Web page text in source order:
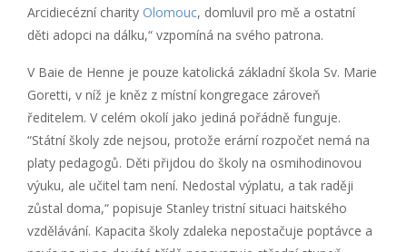
Arcidiecézní charity Olomouc, domluvil pro mě a ostatní
děti adopci na dálku,“ vzpomíná na svého patrona.
V Baie de Henne je pouze katolická základní škola Sv. Marie
Goretti, v níž je kněz z místní kongregace zároveň
ředitelem. V celém okolí jako jediná pořádně funguje.
“Státní školy zde nejsou, protože erární rozpočet nemá na
platy pedagogů. Děti přijdou do školy na osmihodinovou
výuku, ale učitel tam není. Nedostal výplatu, a tak raději
zůstal doma,“ popisuje Stanley tristní situaci haitského
vzdělávání. Kapacita školy zdaleka nepostačuje poptávce a